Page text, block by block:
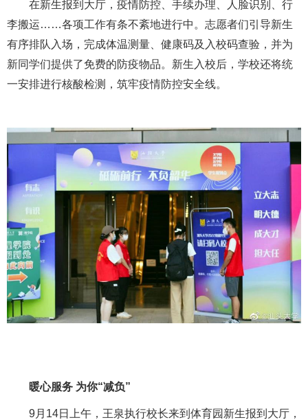
在新生报到大厅，疫情防控、手续办理、人脸识别、行
李搬运……各项工作有条不紊地进行中。志愿者们引导新生
有序排队入场，完成体温测量、健康码及入校码查验，并为
新同学们提供了免费的防疫物品。新生入校后，学校还将统
一安排进行核酸检测，筑牢疫情防控安全线。
暖心服务 为你“减负”
9月14日上午，王泉执行校长来到体育园新生报到大厅，